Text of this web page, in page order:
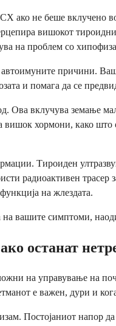
ако не беше
вишокот
на проблем со
причини.
и помага да се
Ова вклучува земање
хормони, како
Тироиден
радиоактивен трасер
на жлездата.
вашите симптоми,
останат
на управување на
е важен, дури и
Постојаниот напор